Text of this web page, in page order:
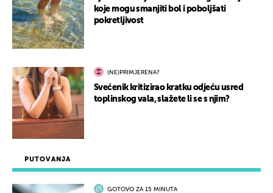
PUTOVANJA
GOTOVO ZA 15 MINUTA
koje mogu smanjiti bol i poboljšati
pokretljivost
(NE)PRIMJERENA?
Svećenik kritizirao kratku odjeću usred
toplinskog vala, slažete li se s njim?